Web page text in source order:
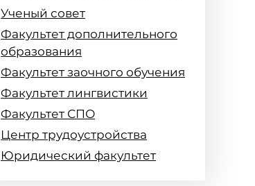
Ученый совет
Факультет дополнительного
образования
Факультет заочного обучения
Факультет лингвистики
Факультет СПО
Центр трудоустройства
Юридический факультет